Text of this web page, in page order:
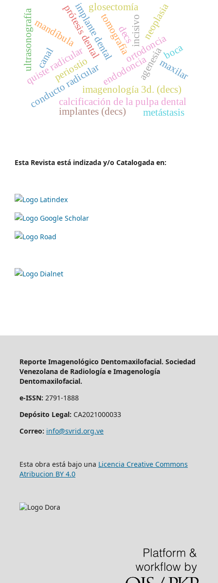
agenesia
ortodoncia
implante dental
prótesis dental incisivo
conducto radicular
calcificación de la pulpa dental
quiste radicular endodoncia
imagenología 3d. (decs)
maxilar
canal
tomografía
implantes (decs)
neoplasia
mandíbula
periostio
glosectomía
boca
ultrasonografía decs
metástasis
Esta Revista está indizada y/o Catalogada en:
Reporte Imagenológico Dentomaxilofacial. Sociedad
Venezolana de Radiología e Imagenología
Dentomaxilofacial.
e-ISSN: 2791-1888
Depósito Legal: CA2021000033
Correo: info@svrid.org.ve
Esta obra está bajo una Licencia Creative Commons
Atribucion BY 4.0